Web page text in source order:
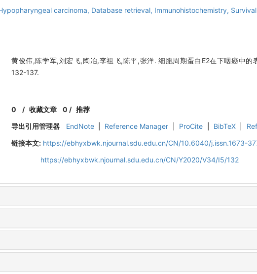
carcinoma, Database retrieval, Immunohistochemistry,
黄俊伟,陈学军,刘宏飞,陶冶,李祖飞,陈平,张洋. 细胞周期蛋白E2在下咽癌中
132-137.
0 /收藏文章 0 / 推荐
导出引用管理器
EndNote Reference Manager ProCite BibTeX
链接本文: https://ebhyxbwk.njournal.sdu.edu.cn/CN/10.6040/j.issn.1673-
https://ebhyxbwk.njournal.sdu.edu.cn/CN/Y2020/V34/I5/132